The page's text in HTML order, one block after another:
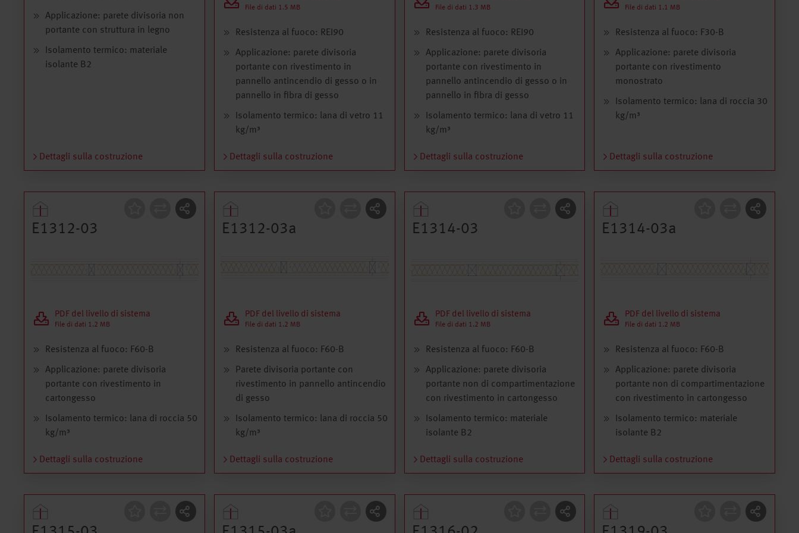
Applicazione: parete divisoria non
portante con struttura in legno
Isolamento termico: materiale
isolante B2
Dettagli sulla costruzione
File di dati 1.5 MB
Resistenza al fuoco: REI90
Applicazione: parete divisoria
portante con rivestimento in
pannello antincendio di gesso o in
pannello in fibra di gesso
Isolamento termico: lana di vetro 11
kg/m³
Dettagli sulla costruzione
File di dati 1.3 MB
Resistenza al fuoco: REI90
Applicazione: parete divisoria
portante con rivestimento in
pannello antincendio di gesso o in
pannello in fibra di gesso
Isolamento termico: lana di vetro 11
kg/m³
Dettagli sulla costruzione
File di dati 1.1 MB
Resistenza al fuoco: F30-B
Applicazione: parete divisoria
portante con rivestimento
monostrato
Isolamento termico: lana di roccia 30
kg/m³
Dettagli sulla costruzione
Costruzione
E1312-03
PDF del livello di sistema
File di dati 1.2 MB
Resistenza al fuoco: F60-B
Applicazione: parete divisoria
portante con rivestimento in
cartongesso
Isolamento termico: lana di roccia 50
kg/m³
Dettagli sulla costruzione
Costruzione
E1312-03a
PDF del livello di sistema
File di dati 1.2 MB
Resistenza al fuoco: F60-B
Parete divisoria portante con
rivestimento in pannello antincendio
di gesso
Isolamento termico: lana di roccia 50
kg/m³
Dettagli sulla costruzione
Costruzione
E1314-03
PDF del livello di sistema
File di dati 1.2 MB
Resistenza al fuoco: F60-B
Applicazione: parete divisoria
portante non di compartimentazione
con rivestimento in cartongesso
Isolamento termico: materiale
isolante B2
Dettagli sulla costruzione
Costruzione
E1314-03a
PDF del livello di sistema
File di dati 1.2 MB
Resistenza al fuoco: F60-B
Applicazione: parete divisoria
portante non di compartimentazione
con rivestimento in cartongesso
Isolamento termico: materiale
isolante B2
Dettagli sulla costruzione